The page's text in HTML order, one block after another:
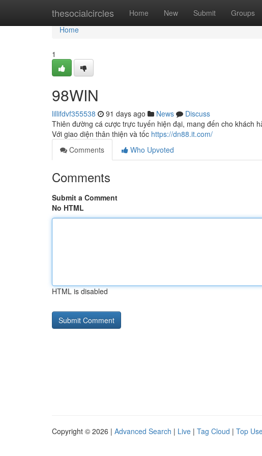
thesocialcircles Home New Submit Groups
Home
Home
1
98WIN
lillifdvf355538 91 days ago News
Discuss
Thiên đường cá cược trực tuyến hiện đại, mang đến cho khách
Với giao diện thân thiện và tốc https://dn88.it.com/
Comments
Who Upvoted
Comments
Submit a Comment
No HTML
HTML is disabled
Copyright © 2026 | Advanced Search | Live | Tag Cloud | Top